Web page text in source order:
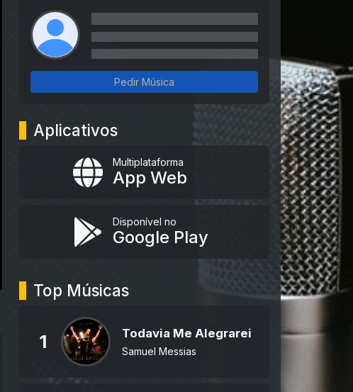
Pedir Música
Aplicativos
Multiplataforma
App Web
Disponível no
Google Play
Top Músicas
1 Todavia Me Alegrarei
Samuel Messias